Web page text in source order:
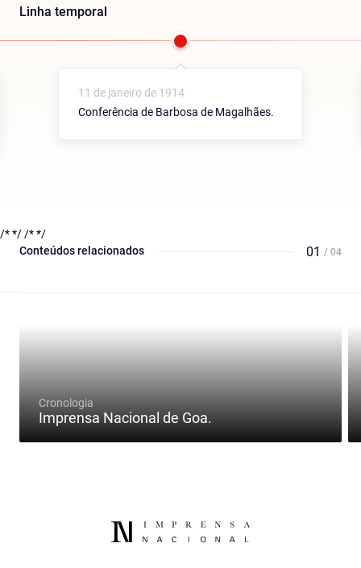
Linha temporal
11 de janeiro de 1914
Conferência de Barbosa de Magalhães.
/* *//* */
Conteúdos relacionados
01 / 04
Cronologia
Imprensa Nacional de Goa.